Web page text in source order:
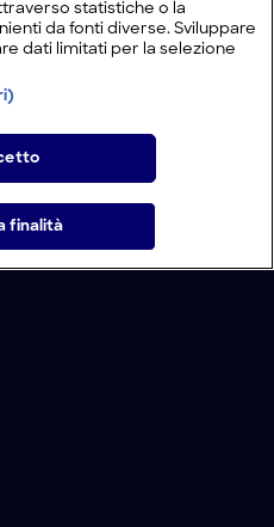
statistiche o la
da fonti diverse. Sviluppare
dati limitati per la selezione
finalità